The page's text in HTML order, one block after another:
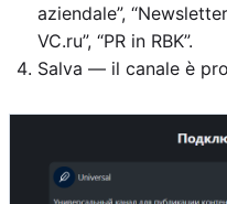
aziendale”,
VC.ru”, “PR in RBK”.
Salva — il canale è